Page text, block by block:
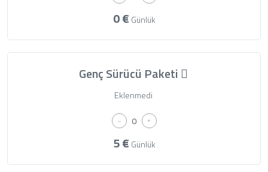
0€ Günlük
Genç Sürücü Paketi
Eklenmedi
5€ Günlük